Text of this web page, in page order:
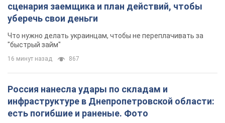
сценария заемщика и план действий, чтобы
уберечь свои деньги
Что нужно делать украинцам, чтобы не переплачивать за
"быстрый займ"
16 минут назад 867
Россия нанесла удары по складам и
инфраструктуре в Днепропетровской области:
есть погибшие и раненые. Фото